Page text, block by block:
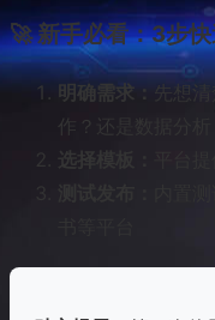
🚀 新手必看：3步
明确需求：
先想
作？还是数据分析
选择模板：
平台
内置